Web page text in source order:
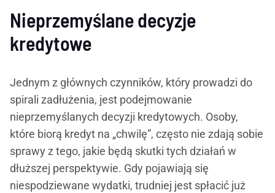
Nieprzemyślane decyzje
kredytowe
Jednym z głównych czynników, który prowadzi do
spirali zadłużenia, jest podejmowanie
nieprzemyślanych decyzji kredytowych. Osoby,
które biorą kredyt na „chwilę”, często nie zdają sobie
sprawy z tego, jakie będą skutki tych działań w
dłuższej perspektywie. Gdy pojawiają się
niespodziewane wydatki, trudniej jest spłacić już